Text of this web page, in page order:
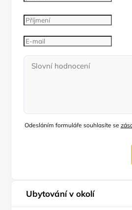
Odesláním formuláře souhlasíte se
Ubytování v okolí